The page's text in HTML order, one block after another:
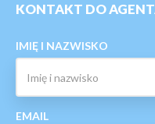
KONTAKT DO
IMIĘ I NAZWISKO
EMAIL